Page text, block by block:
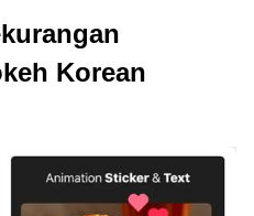
Korean